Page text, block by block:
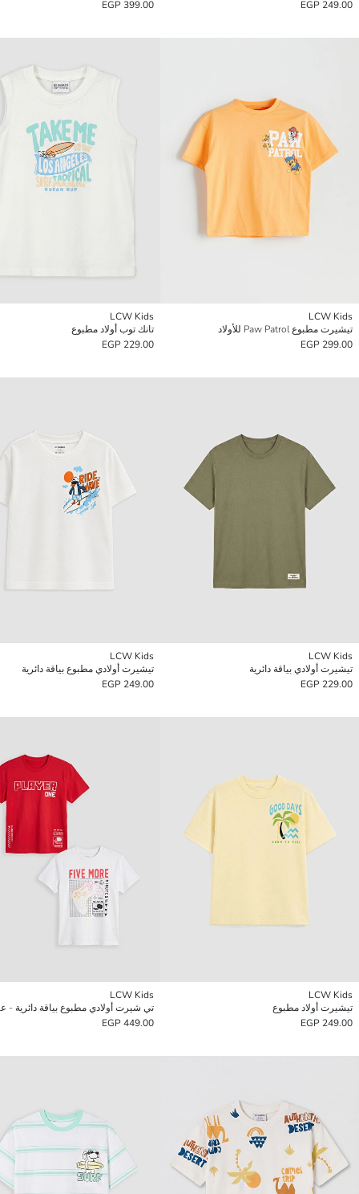
249.00 EGP
399.00 EGP
LCW Kids
تيشيرت مطبوع Paw Patrol للأولاد
299.00 EGP
LCW Kids
تانك توب أولاد مطبوع
229.00 EGP
LCW Kids
تيشيرت أولادي بياقة دائرية
229.00 EGP
LCW Kids
تيشيرت أولادي مطبوع بياقة دائرية
249.00 EGP
LCW Kids
تيشيرت أولاد مطبوع
249.00 EGP
LCW Kids
449.00 EGP